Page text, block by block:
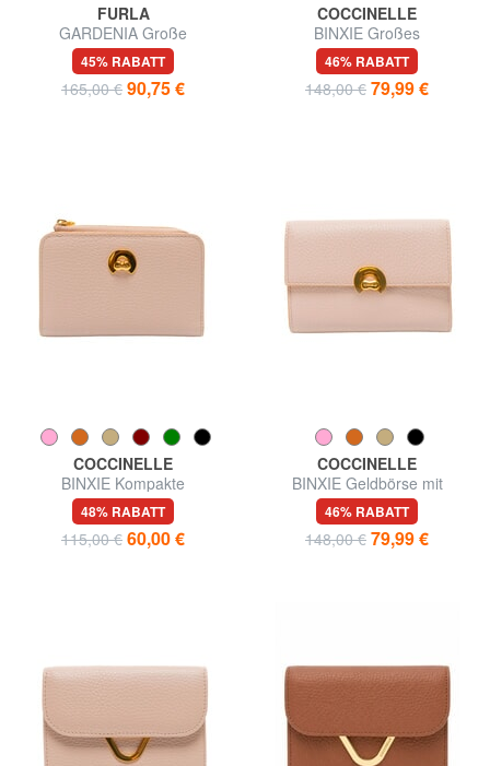
FURLA
GARDENIA Große
Lederbrieftasche mit
umlaufendem Reißverschluss
45% RABATT
165,00 € 90,75 €
COCCINELLE
BINXIE Großes
Lederportemonnaie
46% RABATT
148,00 € 79,99 €
COCCINELLE
BINXIE Kompakte
Ledergeldbörse
48% RABATT
115,00 € 60,00 €
COCCINELLE
BINXIE Geldbörse mit
Münzfach, aus Leder
46% RABATT
148,00 € 79,99 €